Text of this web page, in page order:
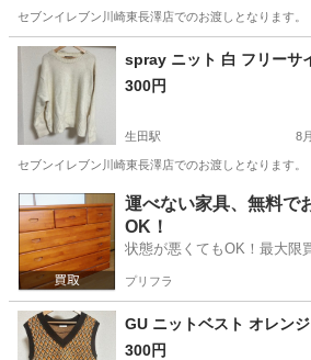
セブンイレブン川崎東長澤店でのお渡しとなります。
神奈川 川崎市 アクセサリー
spray ニット 白 フリーサ
300円
生田駅 8
セブンイレブン川崎東長澤店でのお渡しとなります。
神奈川 川崎市 生田駅 ニット セブ
運べない家具、無料で
OK！
状態が悪くてもOK！最大限
プリフラ
GU ニットベスト オレンジ
300円